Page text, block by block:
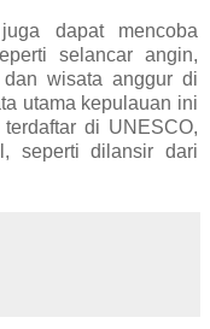
dapat mencoba
selancar angin,
wisata anggur di
utama kepulauan ini
di UNESCO,
seperti dilansir dari